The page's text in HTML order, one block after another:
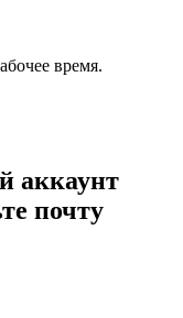
время.
аккаунт
почту